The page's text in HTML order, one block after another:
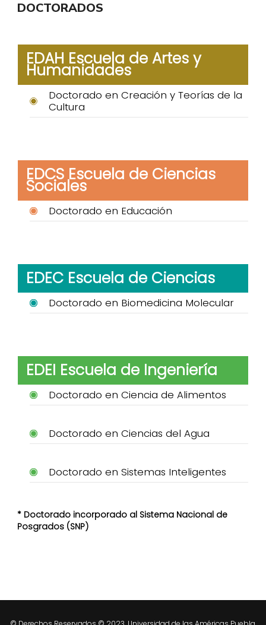
DOCTORADOS
EDAH Escuela de Artes y
Humanidades
Doctorado en Creación y Teorías de la
Cultura
EDCS Escuela de Ciencias
Sociales
Doctorado en Educación
EDEC Escuela de Ciencias
Doctorado en Biomedicina Molecular
EDEI Escuela de Ingeniería
Doctorado en Ciencia de Alimentos
Doctorado en Ciencias del Agua
Doctorado en Sistemas Inteligentes
* Doctorado incorporado al Sistema Nacional de
Posgrados (SNP)